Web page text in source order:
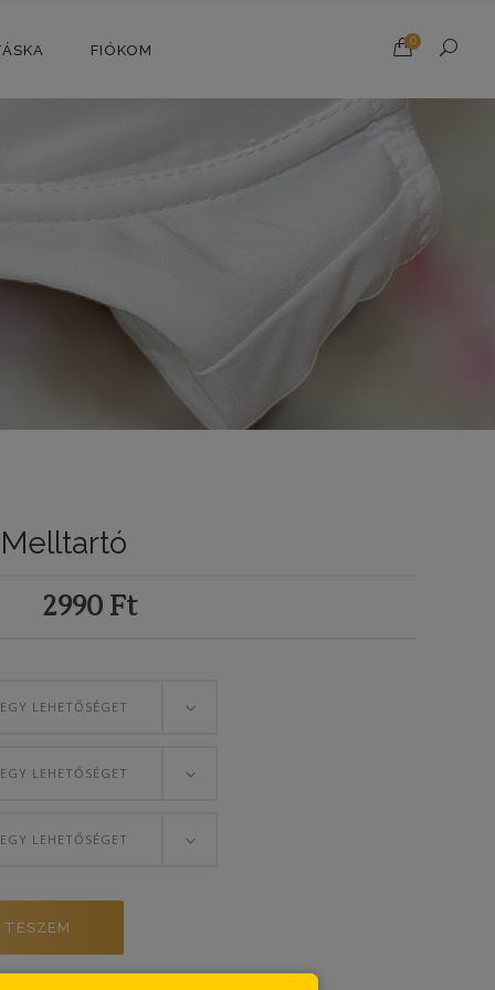
FIÓKOM
0
2990 Ft
LEHETŐSÉGET
LEHETŐSÉGET
LEHETŐSÉGET
TESZEM